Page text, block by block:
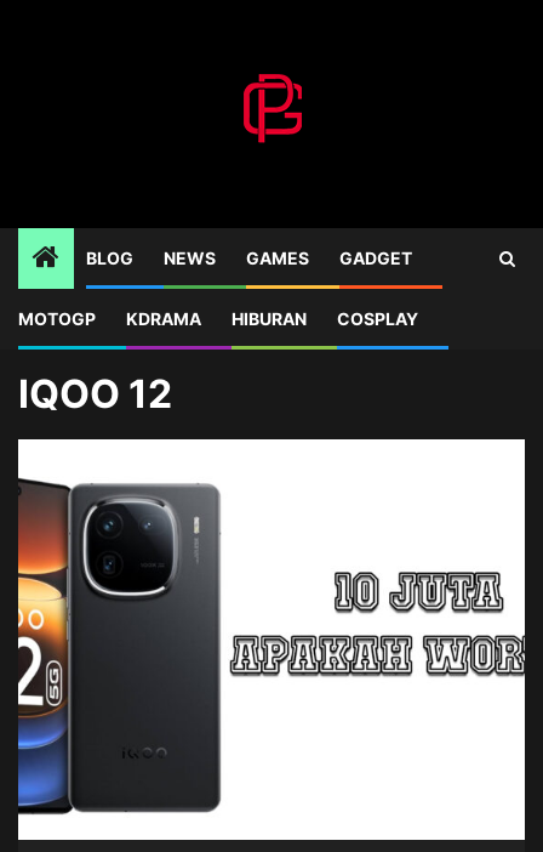
BLOG NEWS GAMES GADGET
MOTOGP KDRAMA HIBURAN COSPLAY
Home Blog IQOO 12
IQOO 12